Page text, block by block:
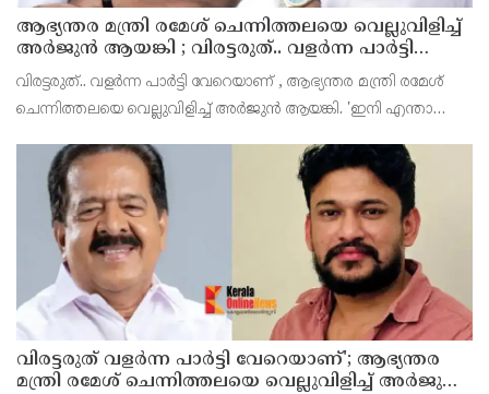
ആഭ്യന്തര മന്ത്രി രമേശ് ചെന്നിത്തലയെ വെല്ലുവിളിച്ച്
അ‍ർജുൻ ആയങ്കി ; വിരട്ടരുത്.. വളർന്ന പാർട്ടി
വേറെയാണ് !
വിരട്ടരുത്.. വളർന്ന പാർട്ടി വേറെയാണ് , ആഭ്യന്തര മന്ത്രി രമേശ്
ചെന്നിത്തലയെ വെല്ലുവിളിച്ച് അ‍ർജുൻ ആയങ്കി. 'ഇനി എന്താ
രമേശ് ചെന്നിത്തല പറയുന്നത്.
വിരട്ടരുത് വളര്‍ന്ന പാര്‍ട്ടി വേറെയാണ്'; ആഭ്യന്തര
മന്ത്രി രമേശ് ചെന്നിത്തലയെ വെല്ലുവിളിച്ച് അര്‍ജുന്‍